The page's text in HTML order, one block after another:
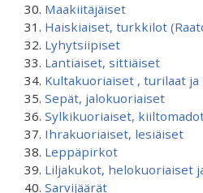
Maakiitäjäiset
Haiskiaiset, turkkilot
Lyhytsiipiset
Lantiaiset, sittiäiset
Kultakuoriaiset , turilaat
Sepät, jalokuoriaiset
Sylkikuoriaiset,
Ihrakuoriaiset, lesiäiset
Leppäpirkot
Liljakukot, helokuoriaiset
Sarvijäärät